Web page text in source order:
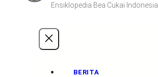
Ensiklopedia Bea Cukai Indonesia.
BERITA